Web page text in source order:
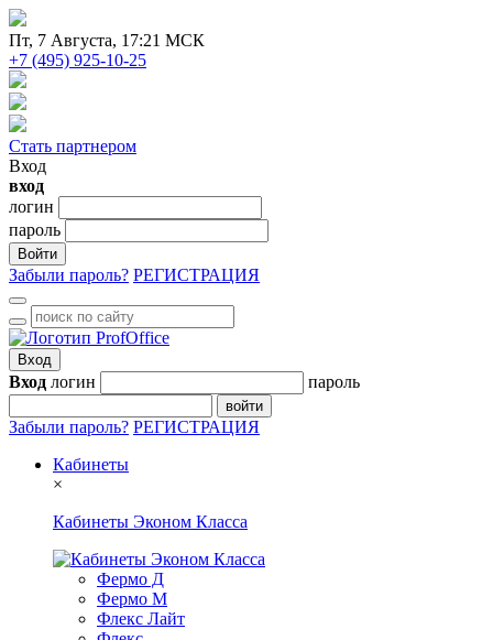
Пт, 7 Августа, 17:21 МСК
+7 (495) 925-10-25
Стать партнером
Вход
вход
логин
пароль
Войти
Забыли пароль? РЕГИСТРАЦИЯ
Вход
Вход логин пароль
войти
Забыли пароль? РЕГИСТРАЦИЯ
Кабинеты
×
Кабинеты Эконом Класса
Фермо Д
Фермо М
Флекс Лайт